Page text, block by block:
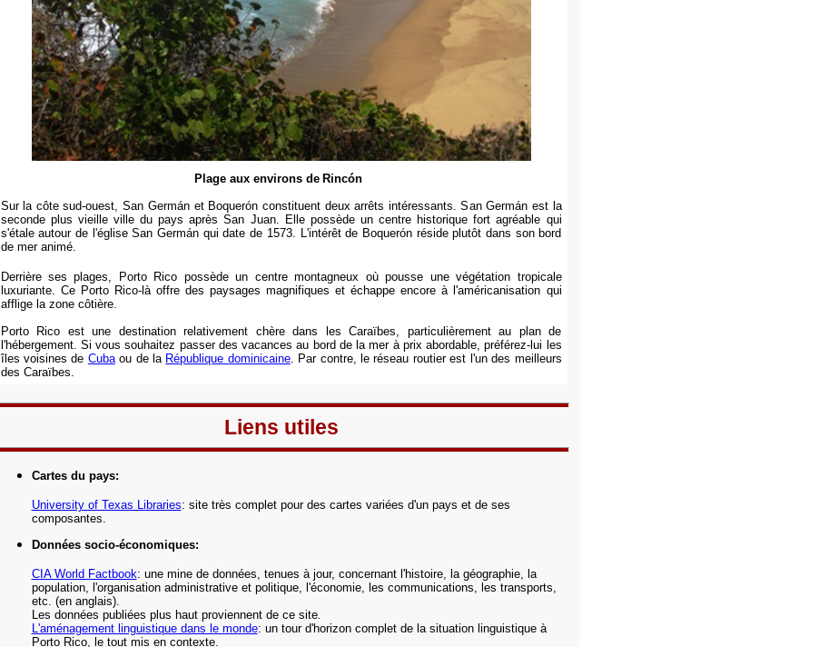
Plage aux environs de Rincón
Sur la côte sud-ouest, San Germán et Boquerón constituent deux arrêts intéressants. San Germán est la
seconde plus vieille ville du pays après San Juan. Elle possède un centre historique fort agréable qui
s'étale autour de l'église San Germán qui date de 1573. L'intérêt de Boquerón réside plutôt dans son bord
de mer animé.
Derrière ses plages, Porto Rico possède un centre montagneux où pousse une végétation tropicale
luxuriante. Ce Porto Rico-là offre des paysages magnifiques etéchappe encore à l'américanisation qui
afflige la zone côtière.
Porto Rico est une destination relativement chère dans les Caraïbes, particulièrement au plan de
l'hébergement. Si vous souhaitez passer des vacances au bord de la mer à prix abordable, préférez-lui les
îles voisines de Cubaou de la République dominicaine. Par contre, le réseau routier est l'un des meilleurs
des Caraïbes.
Liens utiles
Cartes du pays:
University of Texas Libraries: site très complet pour des cartes variées d'un pays et de ses
composantes.
Données socio-économiques:
CIA World Factbook: une mine de données, tenues à jour, concernant l'histoire, la géographie, la
population, l'organisation administrative et politique, l'économie, les communications, les transports,
etc. (en anglais).
Les données publiées plus haut proviennent de ce site.
L'aménagement linguistique dans le monde: un tour d'horizon complet de la situation linguistique à
Porto Rico, le tout mis en contexte.